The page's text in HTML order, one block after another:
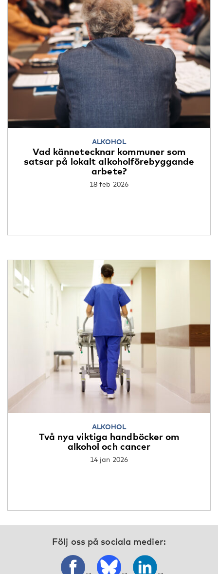
ALKOHOL
Vad kännetecknar kommuner som
satsar på lokalt alkoholförebyggande
arbete?
18 feb 2026
ALKOHOL
Två nya viktiga handböcker om
alkohol och cancer
14 jan 2026
Följ oss på sociala medier: